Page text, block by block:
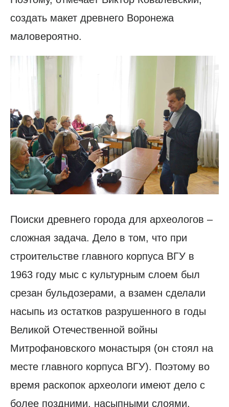
создать макет древнего Воронежа
маловероятно.
Поиски древнего города для археологов –
сложная задача. Дело в том, что при
строительстве главного корпуса ВГУ в
1963 году мыс с культурным слоем был
срезан бульдозерами, а взамен сделали
насыпь из остатков разрушенного в годы
Великой Отечественной войны
Митрофановского монастыря (он стоял на
месте главного корпуса ВГУ). Поэтому во
время раскопок археологи имеют дело с
более поздними, насыпными слоями.